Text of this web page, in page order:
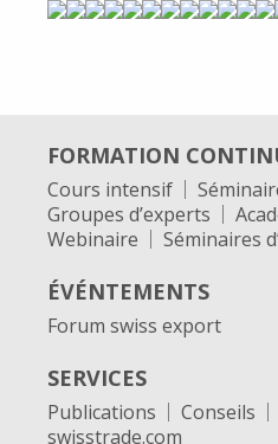
FORMATION
Cours intensif
Groupes d’experts
Webinaire
Séminaires
ÉVÉNTEMENTS
Forum swiss export
SERVICES
Publications
Conseils
swisstrade.com